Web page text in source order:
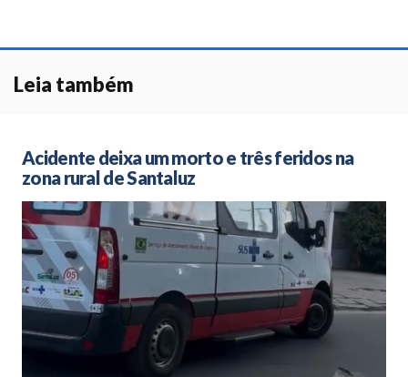
Leia também
Acidente deixa um morto e três feridos na
zona rural de Santaluz